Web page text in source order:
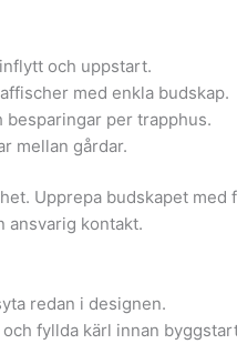
och uppstart.
med enkla budskap.
per trapphus.
mellan gårdar.
Upprepa budskapet med
ansvarig kontakt.
redan i designen.
fyllda kärl innan